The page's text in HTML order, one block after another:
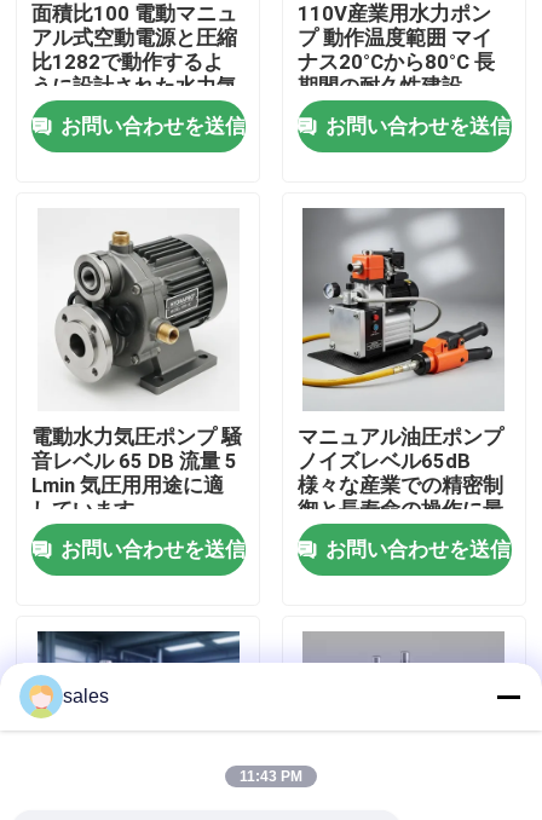
家へ
ビデオ
わたしたち に つい て
工場 ツアー
品質管理
ニュース
引金 を 求め て ください
油圧高圧ポンプ
面積比100 電動マニュ
アル式空動電源と圧縮
比1282で動作するよ
うに設計された水力気
圧ポンプ
お問い合わせを送信
110V産業用水力ポン
プ 動作温度範囲 マイ
ナス20°Cから80°C 長
期間の耐久性建設
お問い合わせを送信
電動水力気圧ポンプ 騒
音レベル 65 DB 流量 5
Lmin 気圧用用途に適
しています
お問い合わせを送信
マニュアル油圧ポンプ
ノイズレベル65dB
様々な産業での精密制
御と長寿命の操作に最
適
お問い合わせを送信
sales
11:43 PM